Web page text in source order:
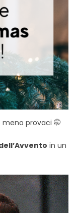
meno provaci 🤭
in un